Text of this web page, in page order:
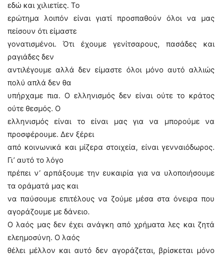
εδώ και χιλιετίες. Το
ερώτημα λοιπόν είναι γιατί προσπαθούν όλοι να μας
πείσουν ότι είμαστε
γονατισμένοι. Ότι έχουμε γενίτσαρους, πασάδες και
ραγιάδες δεν
αντιλέγουμε αλλά δεν είμαστε όλοι μόνο αυτό αλλιώς
πολύ απλά δεν θα
υπήρχαμε πια. Ο ελληνισμός δεν είναι ούτε το κράτος
ούτε θεσμός. Ο
ελληνισμός είναι το είναι μας για να μπορούμε να
προσφέρουμε. Δεν ξέρει
από κοινωνικά και μίζερα στοιχεία, είναι γενναιόδωρος.
Γι’ αυτό το λόγο
πρέπει ν’ αρπάξουμε την ευκαιρία για να υλοποιήσουμε
τα οράματά μας και
να παύσουμε επιτέλους να ζούμε μέσα στα όνειρα που
αγοράζουμε με δάνειο.
Ο λαός μας δεν έχει ανάγκη από χρήματα λες και ζητά
ελεημοσύνη. Ο λαός
θέλει μέλλον και αυτό δεν αγοράζεται, βρίσκεται μόνο